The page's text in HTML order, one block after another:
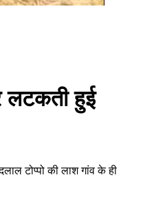
लटकती हुई
टोप्पो की लाश गांव के ही